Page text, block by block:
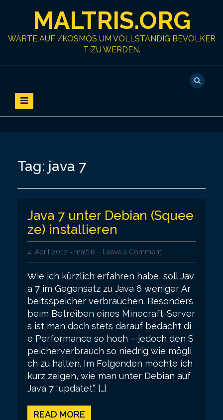
MALTRIS.ORG
WARTE AUF /KOSMOS UM VOLLSTÄNDIG BEVÖLKER
T ZU WERDEN.
Tag: java 7
Java 7 unter Debian (Squee
ze) installieren
4. April 2012 - maltris - Leave a Comment
Wie ich kürzlich erfahren habe, soll Jav
a 7 im Gegensatz zu Java 6 weniger Ar
beitsspeicher verbrauchen. Besonders
beim Betreiben eines Minecraft-Server
s ist man doch stets darauf bedacht di
e Performance so hoch – jedoch den S
peicherverbrauch so niedrig wie mögli
ch zu halten. Im Folgenden möchte ich
kurz zeigen, wie man unter Debian auf
Java 7 “updatet”. […]
READ MORE